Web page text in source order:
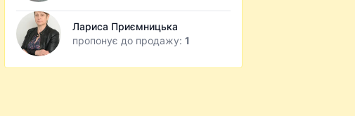
Лариса Приємницька
пропонує до продажу:1